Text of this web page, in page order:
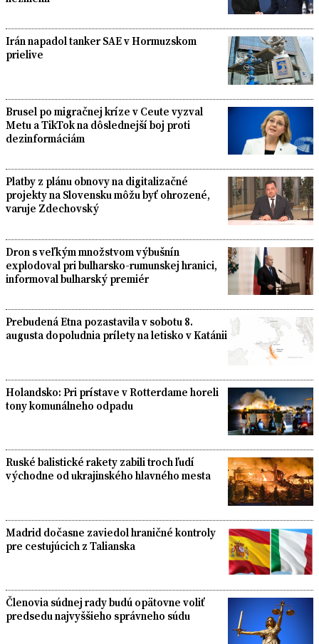
Irán napadol tanker SAE v Hormuzskom
prielive
Brusel po migračnej kríze v Ceute vyzval
Metu a TikTok na dôslednejší boj proti
dezinformáciám
Platby z plánu obnovy na digitalizačné
projekty na Slovensku môžu byť ohrozené,
varuje Zdechovský
Dron s veľkým množstvom výbušnín
explodoval pri bulharsko-rumunskej hranici,
informoval bulharský premiér
Prebudená Etna pozastavila v sobotu 8.
augusta dopoludnia prílety na letisko v Katánii
Holandsko: Pri prístave v Rotterdame horeli
tony komunálneho odpadu
Ruské balistické rakety zabili troch ľudí
východne od ukrajinského hlavného mesta
Madrid dočasne zaviedol hraničné kontroly
pre cestujúcich z Talianska
Členovia súdnej rady budú opätovne voliť
predsedu najvyššieho správneho súdu